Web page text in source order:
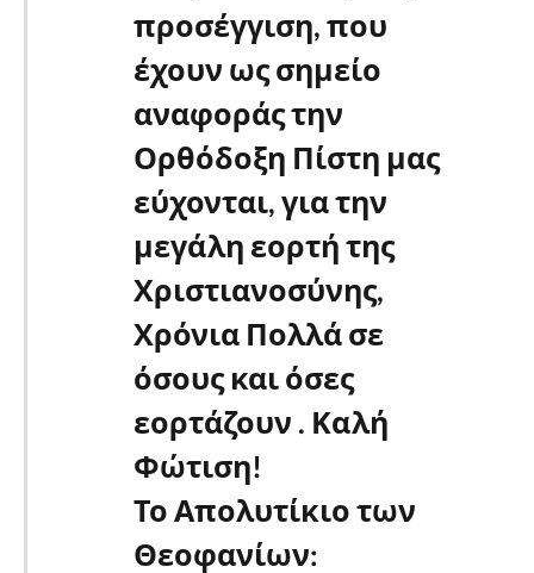
προσέγγιση, που
έχουν ως σημείο
αναφοράς την
Ορθόδοξη Πίστη μας
εύχονται, για την
μεγάλη εορτή της
Χριστιανοσύνης,
Χρόνια Πολλά σε
όσους και όσες
εορτάζουν . Καλή
Φώτιση!
Το Απολυτίκιο των
Θεοφανίων: